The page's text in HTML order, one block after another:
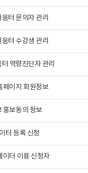
터 문의자 관리
터 수강생 관리
역량진단자 관리
페이지 회원정보
홍보동의 정보
터 등록 신청
이터 이용 신청자